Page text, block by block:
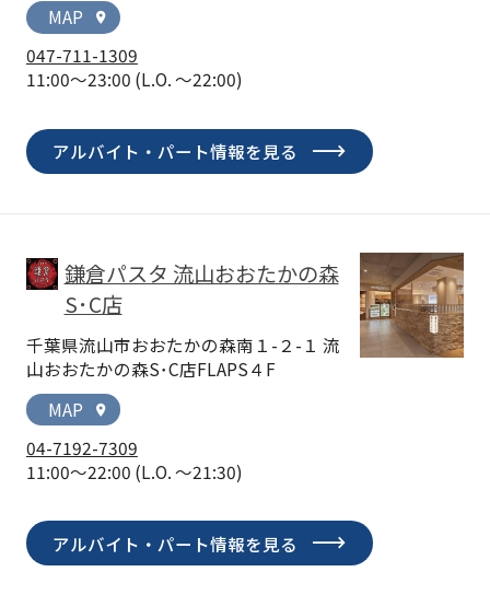
MAP
location_on
047-711-1309
11:00～23:00 (L.O. ～22:00)
アルバイト・パート情報を見る
鎌倉パスタ 流山おおたかの森
S･C店
千葉県流山市おおたかの森南１-２-１ 流
山おおたかの森S･C店FLAPS４F
MAP
location_on
04-7192-7309
11:00～22:00 (L.O. ～21:30)
アルバイト・パート情報を見る